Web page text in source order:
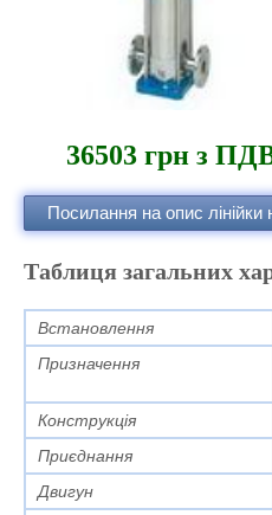
36503 грн з
Посилання на опис лінійки
Таблиця загальних
Встановлення
Призначення
Конструкція
Приєднання
Двигун